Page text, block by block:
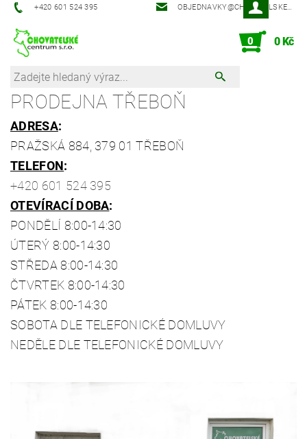
‭+420 601 524 395‬ OBJEDNAVKY@CHOVATELSKECENTRUM.CZ
0 0 Kč
PRODEJNA TŘEBOŇ
ADRESA:
PRAŽSKÁ 884, 379 01 TŘEBOŇ
TELEFON:
+420 601 524 395
OTEVÍRACÍ DOBA:
PONDĚLÍ 8:00-14:30
ÚTERÝ 8:00-14:30
STŘEDA 8:00-14:30
ČTVRTEK 8:00-14:30
PÁTEK 8:00-14:30
SOBOTA DLE TELEFONICKÉ DOMLUVY
NEDĚLE DLE TELEFONICKÉ DOMLUVY